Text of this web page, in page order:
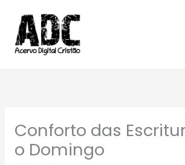
para
conteúdo
Conforto das
o Domingo